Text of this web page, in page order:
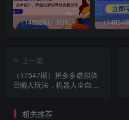
（14882期）直播运营全流程课程-5月更新：从起号、话术设计、罗盘运营到微付费投放等
上一篇
（17547期）拼多多虚拟类
目懒人玩法，机器人全自动
相关推荐